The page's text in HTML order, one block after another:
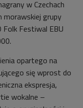
w Czechach
morawskiej grupy
Folk Festiwal EBU
opartego na
się wprost do
ekspresja,
wokalne –